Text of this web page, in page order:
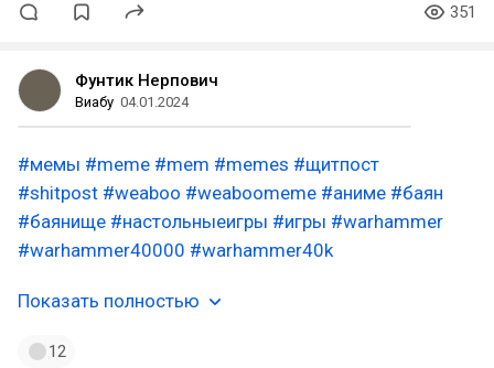
351
Фунтик Нерпович
Виабу 04.01.2024
#мемы #meme #mem #memes #щитпост
#shitpost #weaboo #weaboomeme #аниме #баян
#баянище #настольныеигры #игры #warhammer
#warhammer40000 #warhammer40k
Показать полностью
12